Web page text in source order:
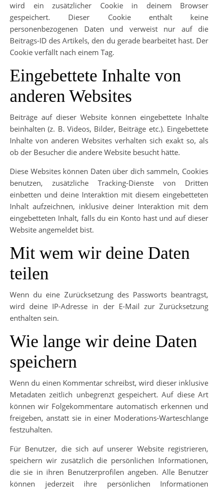
wird ein zusätzlicher Cookie in deinem Browser
gespeichert. Dieser Cookie enthält keine
personenbezogenen Daten und verweist nur auf die
Beitrags-ID des Artikels, den du gerade bearbeitet hast. Der
Cookie verfällt nach einem Tag.
Eingebettete Inhalte von
anderen Websites
Beiträge auf dieser Website können eingebettete Inhalte
beinhalten (z. B. Videos, Bilder, Beiträge etc.). Eingebettete
Inhalte von anderen Websites verhalten sich exakt so, als
ob der Besucher die andere Website besucht hätte.
Diese Websites können Daten über dich sammeln, Cookies
benutzen, zusätzliche Tracking-Dienste von Dritten
einbetten und deine Interaktion mit diesem eingebetteten
Inhalt aufzeichnen, inklusive deiner Interaktion mit dem
eingebetteten Inhalt, falls du ein Konto hast und auf dieser
Website angemeldet bist.
Mit wem wir deine Daten
teilen
Wenn du eine Zurücksetzung des Passworts beantragst,
wird deine IP-Adresse in der E-Mail zur Zurücksetzung
enthalten sein.
Wie lange wir deine Daten
speichern
Wenn du einen Kommentar schreibst, wird dieser inklusive
Metadaten zeitlich unbegrenzt gespeichert. Auf diese Art
können wir Folgekommentare automatisch erkennen und
freigeben, anstatt sie in einer Moderations-Warteschlange
festzuhalten.
Für Benutzer, die sich auf unserer Website registrieren,
speichern wir zusätzlich die persönlichen Informationen,
die sie in ihren Benutzerprofilen angeben. Alle Benutzer
können jederzeit ihre persönlichen Informationen